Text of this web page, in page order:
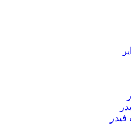
فیدر